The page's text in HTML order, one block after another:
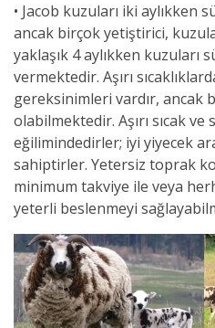
• Jacob kuzuları iki aylıkken
ancak birçok yetiştirici,
yaklaşık 4 aylıkken kuzuları
vermektedir. Aşırı
gereksinimleri vardır, ancak
olabilmektedir. Aşırı sıcak
eğilimindedirler; iyi yiyecek
sahiptirler. Yetersiz toprak
minimum takviye ile veya
yeterli beslenmeyi